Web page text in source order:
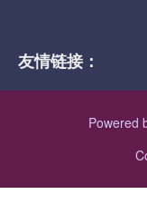
友情链接：
Powered